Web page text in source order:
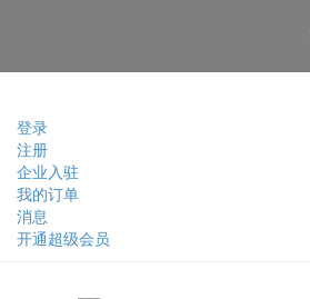
登录
注册
企业入驻
我的订单
消息
开通超级会员